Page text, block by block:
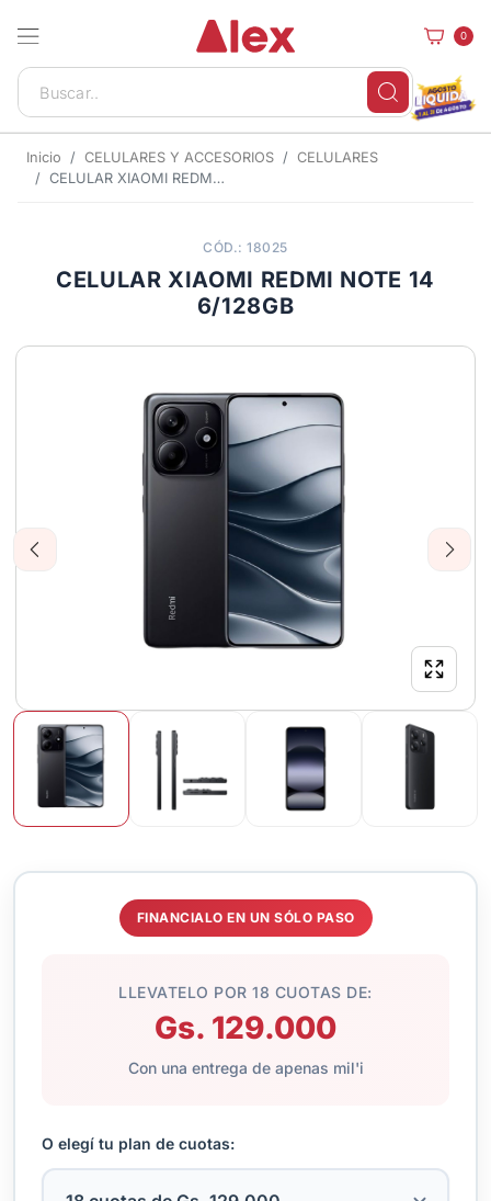
0
Inicio CELULARES Y ACCESORIOS
CELULARES
CELULAR XIAOMI REDMI NOTE 14 6/128GB
CÓD.: 18025
CELULAR XIAOMI REDMI NOTE 14
6/128GB
Previous Next
FINANCIALO EN UN SÓLO PASO
LLEVATELO POR 18 CUOTAS DE:
Gs. 129.000
Con una entrega de apenas mil'i
O elegí tu plan de cuotas: